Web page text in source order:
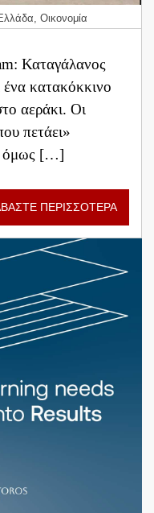
,Οικονομία
Καταγάλανος
ένα κατακόκκινο
αεράκι. Οι
πετάει»
όμως […]
ΠΕΡΙΣΣΟΤΕΡΑ